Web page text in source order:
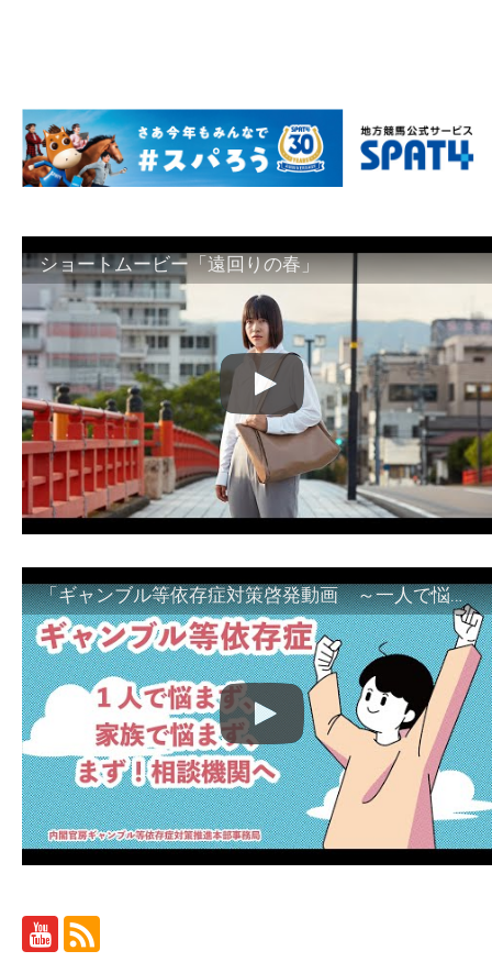
ショートムービー「遠回りの春」
「ギャンブル等依存症対策啓発動画 ～一人で悩まず、家族で悩まず、まず！相談機関へ～」